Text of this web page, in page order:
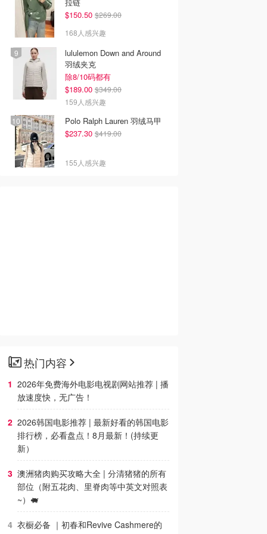
$150.50 $269.00
168人感兴趣
lululemon Down and Around
羽绒夹克
除8/10码都有
$189.00 $349.00
159人感兴趣
Polo Ralph Lauren 羽绒马甲
$237.30 $419.00
155人感兴趣
热门内容
2026年免费海外电影电视剧网站推荐 | 播
放速度快，无广告！
2026韩国电影推荐 | 最新好看的韩国电影
排行榜，必看盘点！8月最新！(持续更
新）
澳洲猪肉购买攻略大全 | 分清猪猪的所有
部位（附五花肉、里脊肉等中英文对照表
~）🐖
衣橱必备 ｜初春和Revive Cashmere的